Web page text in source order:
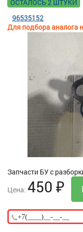
ОСТАЛОСЬ 2 ШТУКИ
Для подбора аналога
96535152
Запчасти БУ с
Цена: 450 ₽